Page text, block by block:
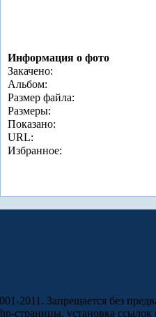
Информация о фото
Закачено:
Альбом:
Размер файла:
Размеры:
Показано:
URL:
Избранное:
2011. Запрещается без
страницы, установка